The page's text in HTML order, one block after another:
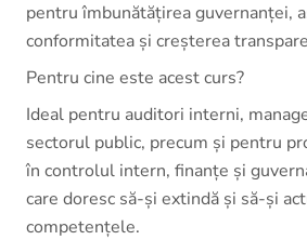
pentru îmbunătățirea guvernanței,
conformitatea și creșterea
Pentru cine este acest curs?
Ideal pentru auditori interni,
sectorul public, precum și pentru
în controlul intern, finanțe și
care doresc să-și extindă și să-și
competențele.